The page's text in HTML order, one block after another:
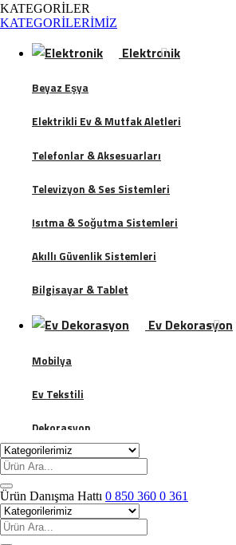
KATEGORİLER
KATEGORİLERİMİZ
Elektronik
Beyaz Eşya
Elektrikli Ev & Mutfak Aletleri
Telefonlar & Aksesuarları
Televizyon & Ses Sistemleri
Isıtma & Soğutma Sistemleri
Akıllı Güvenlik Sistemleri
Bilgisayar & Tablet
Ev Dekorasyon
Mobilya
Ev Tekstili
Dekorasyon
Banyo
Giyim &
Kadın
Ürün Danışma Hattı 0 850 360 0 361